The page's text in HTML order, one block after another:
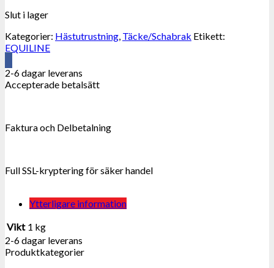
Slut i lager
Kategorier: Hästutrustning, Täcke/Schabrak Etikett:
EQUILINE
2-6 dagar leverans
Accepterade betalsätt
Faktura och Delbetalning
Full SSL-kryptering för säker handel
Ytterligare information
Vikt 1 kg
2-6 dagar leverans
Produktkategorier